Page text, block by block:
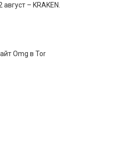
– KRAKEN.
Omg в Tor